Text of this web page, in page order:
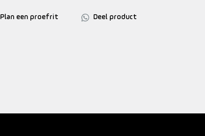
Plan een proefrit Deel product